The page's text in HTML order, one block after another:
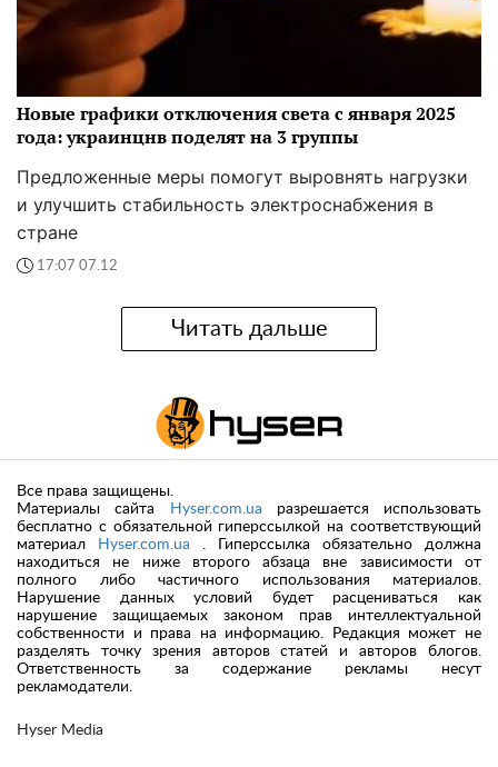
Новые графики отключения света с января 2025
года: украинцнв поделят на 3 группы
Предложенные меры помогут выровнять нагрузки
и улучшить стабильность электроснабжения в
стране
17:07 07.12
Читать дальше
Hyser Media
Все права защищены.
Материалы сайта
Hyser.com.ua разрешается использовать
бесплатно с обязательной гиперссылкой на соответствующий
материал
Hyser.com.ua . Гиперссылка обязательно должна
находиться не ниже второго абзаца вне зависимости от
полного либо частичного использования материалов.
Нарушение данных условий будет расцениваться как
нарушение защищаемых законом прав интеллектуальной
собственности и права на информацию. Редакция может не
разделять точку зрения авторов статей и авторов блогов.
Ответственность за содержание рекламы несут
рекламодатели.